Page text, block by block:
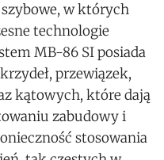
w których
technologie
MB-86 SI posiada
przewiązek,
kątowych, które dają
zabudowy i
stosowania